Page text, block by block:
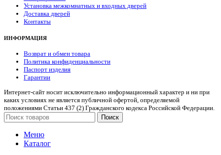
Установка межкомнатных и входных дверей
Доставка дверей
Контакты
ИНФОРМАЦИЯ
Возврат и обмен товара
Политика конфиденциальности
Паспорт изделия
Гарантии
Интернет-сайт носит исключительно информационный характер и ни при
каких условиях не является публичной офертой, определяемой
положениями Статьи 437 (2) Гражданского кодекса Российской Федерации.
Поиск
Меню
Каталог